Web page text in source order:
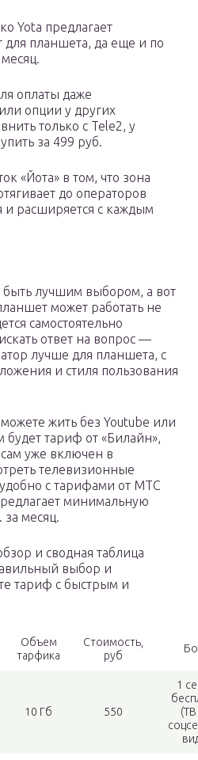
Yota предлагает
планшета, да еще и по
оплаты даже
опции у других
только с Tele2, у
за 499 руб.
«Йота» в том, что зона
до операторов
и расширяется с каждым
лучшим выбором, а вот
может работать не
самостоятельно
ответ на вопрос —
лучше для планшета, с
и стиля пользования
жить без Youtube или
тариф от «Билайн»,
уже включен в
телевизионные
с тарифами от МТС
минимальную
за месяц.
и сводная таблица
выбор и
тариф с быстрым и
Объем
тарфика
Стоимость,
руб
10 Гб 550
1